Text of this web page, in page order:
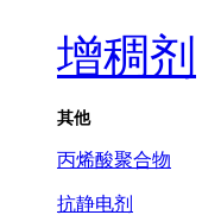
增稠剂
其他
丙烯酸聚合物
抗静电剂